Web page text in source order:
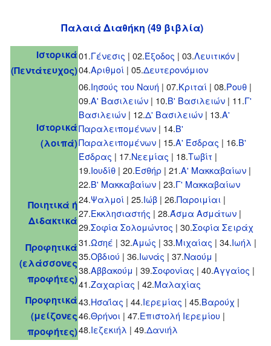
Παλαιά Διαθήκη (49 βιβλία)
Ιστορικά
(Πεντάτευχος)
01.Γένεσις | 02.Έξοδος | 03.Λευιτικόν |
04.Αριθμοί | 05.Δευτερονόμιον
Ιστορικά
(λοιπά)
06.Ιησούς του Ναυή | 07.Κριταί | 08.Ρουθ |
09.Α' Βασιλειών | 10.Β' Βασιλειών | 11.Γ'
Βασιλειών | 12.Δ' Βασιλειών | 13.Α'
Παραλειπομένων | 14.Β'
Παραλειπομένων | 15.Α' Έσδρας | 16.Β'
Έσδρας | 17.Νεεμίας | 18.Τωβίτ |
19.Ιουδίθ | 20.Εσθήρ | 21.Α' Μακκαβαίων |
22.Β' Μακκαβαίων | 23.Γ' Μακκαβαίων
Ποιητικά ή
Διδακτικά
24.Ψαλμοί | 25.Ιώβ | 26.Παροιμίαι |
27.Εκκλησιαστής | 28.Άσμα Ασμάτων |
29.Σοφία Σολομώντος | 30.Σοφία Σειράχ
Προφητικά
(ελάσσονες
προφήτες)
31.Ωσηέ | 32.Αμώς | 33.Μιχαίας | 34.Ιωήλ |
35.Οβδιού | 36.Ιωνάς | 37.Ναούμ |
38.Αββακούμ | 39.Σοφονίας | 40.Αγγαίος |
41.Ζαχαρίας | 42.Μαλαχίας
Προφητικά
(μείζονες
προφήτες)
43.Ησαΐας | 44.Ιερεμίας | 45.Βαρούχ |
46.Θρήνοι | 47.Επιστολή Ιερεμίου |
48.Ιεζεκιήλ | 49.Δανιήλ